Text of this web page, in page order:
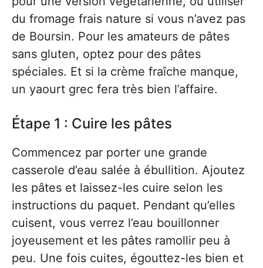
du fromage frais nature si vous n’avez pas
de Boursin. Pour les amateurs de pâtes
sans gluten, optez pour des pâtes
spéciales. Et si la crème fraîche manque,
un yaourt grec fera très bien l’affaire.
Étape 1 : Cuire les pâtes
Commencez par porter une grande
casserole d’eau salée à ébullition. Ajoutez
les pâtes et laissez-les cuire selon les
instructions du paquet. Pendant qu’elles
cuisent, vous verrez l’eau bouillonner
joyeusement et les pâtes ramollir peu à
peu. Une fois cuites, égouttez-les bien et